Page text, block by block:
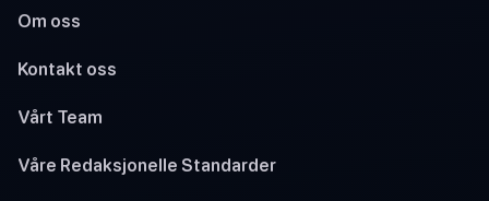
Om oss
Kontakt oss
Vårt Team
Våre Redaksjonelle Standarder